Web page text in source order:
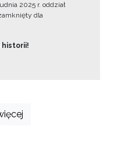
2025 r. oddział
dla
historii!